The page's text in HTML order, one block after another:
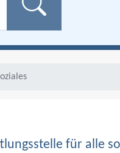
für alle